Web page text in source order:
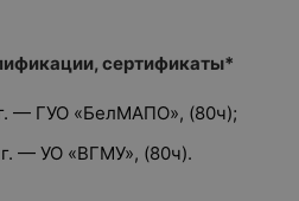
сертификаты*
г. — ГУО «БелМАПО», (80ч);
г. — УО «ВГМУ», (80ч).